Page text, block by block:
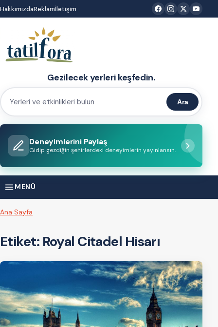
İçeriğe
atla
HakkımızdaReklamİletişim
Gezilecek yerleri keşfedin.
Yerleri
etkinlikleri
bulun
Ara
Deneyimlerini Paylaş
Gidip gezdiğin şehirlerdeki deneyimlerin yayınlansın.
MENÜ
Ana Sayfa
Etiket: Royal Citadel Hisarı